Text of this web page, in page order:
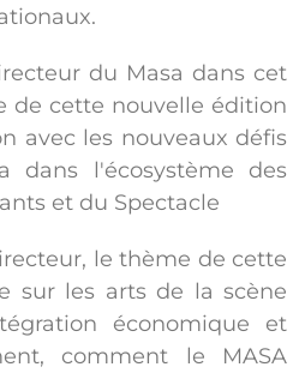
du Masa dans cet
de cette nouvelle édition
avec les nouveaux défis
dans l'écosystème des
et du Spectacle
le thème de cette
sur les arts de la scène
économique et
comment le MASA